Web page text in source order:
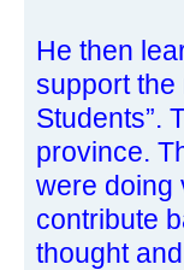
He then
support the
Students”.
province.
were doing
contribute
thought